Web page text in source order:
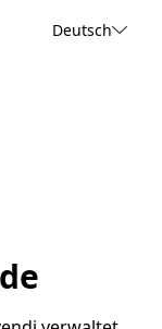
Deutsch